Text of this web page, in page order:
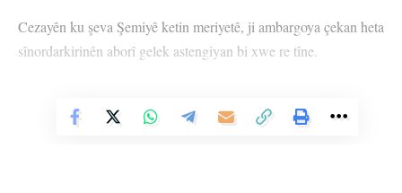
Cezayên ku şeva Şemiyê ketin meriyetê, ji ambargoya çekan heta
sînordarkirinên aborî gelek astengiyan bi xwe re tîne.
kir û diyar kir ku divê ti welat guh nede van biryaran.
Vê Nûçeyê Bixwîne